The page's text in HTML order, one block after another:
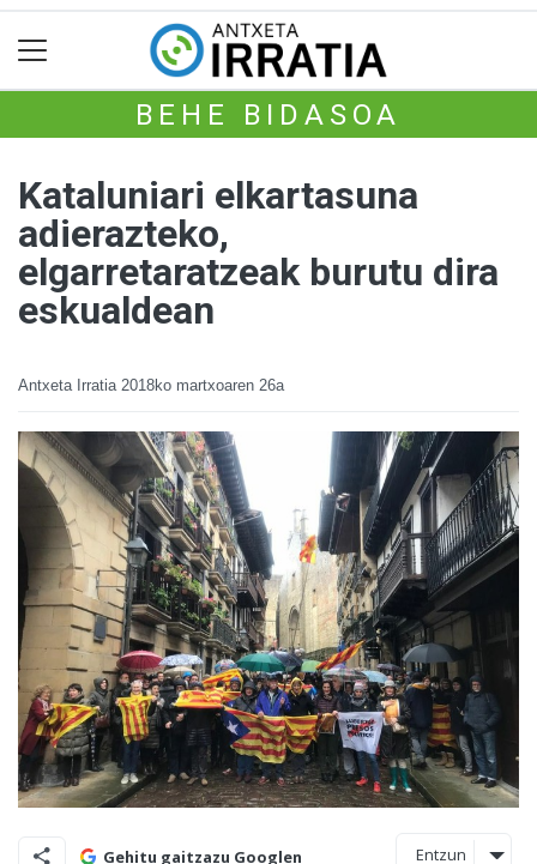
BEHE BIDASOA
Kataluniari elkartasuna
adierazteko,
elgarretaratzeak burutu dira
eskualdean
Antxeta Irratia 2018ko martxoaren 26a
Gehitu gaitzazu Googlen Entzun